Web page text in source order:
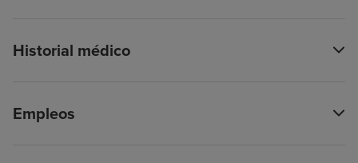
Historial médico
Empleos